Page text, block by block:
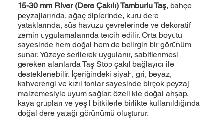
15-30 mm River (Dere Çakılı) Tamburlu Taş, bahçe
peyzajlarında, ağaç diplerinde, kuru dere
yataklarında, süs havuzu çevrelerinde ve dekoratif
zemin uygulamalarında tercih edilir. Orta boyutu
sayesinde hem doğal hem de belirgin bir görünüm
sunar. Yüzeye serilerek uygulanır, sabitlenmesi
gereken alanlarda Taş Stop çakıl bağlayıcı ile
desteklenebilir. İçeriğindeki siyah, gri, beyaz,
kahverengi ve kızıl tonlar sayesinde birçok peyzaj
malzemesiyle uyum sağlar; özellikle doğal ahşap,
kaya grupları ve yeşil bitkilerle birlikte kullanıldığında
doğal dere yatağı görünümü oluşturur.